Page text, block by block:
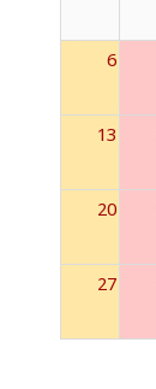
6
13
20
27